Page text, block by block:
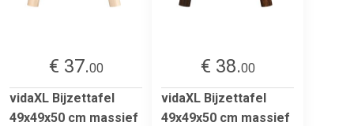
€ 37.00
vidaXL Bijzettafel
49x49x50 cm massief
€ 38.00
vidaXL Bijzettafel
49x49x50 cm massief